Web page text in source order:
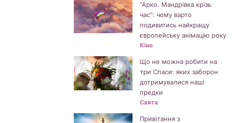
"Арко. Мандрівка крізь
час": чому варто
подивитись найкращу
європейську анімацію року
Кіно
Що не можна робити на
три Спаси: яких заборон
дотримувалися наші
предки
Свята
Привітання з